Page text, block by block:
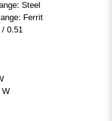
Steel
Ferrit
0.51
W